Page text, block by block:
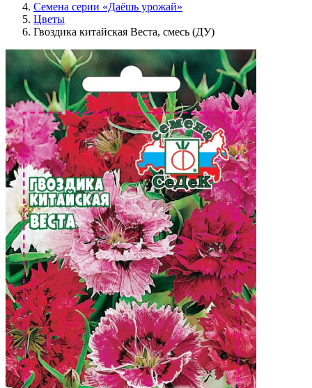
Семена серии «Даёшь урожай»
Цветы
Гвоздика китайская Веста, смесь (ДУ)